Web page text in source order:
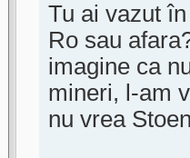
Tu ai vazut
Ro sau
imagine ca
mineri, l-am
nu vrea